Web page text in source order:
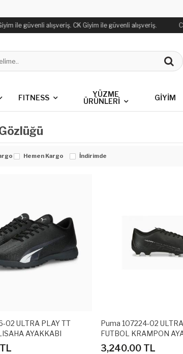
ile güvenli alışveriş. CK Giyim ile güvenli alışveriş.
FITNESS
YÜZME
ÜRÜNLERİ
GİYİM
Hemen Kargo İndirimde
02 ULTRA PLAY TT
AYAKKABI
Puma 107224-02
FUTBOL KRAMPON
3,240.00 TL